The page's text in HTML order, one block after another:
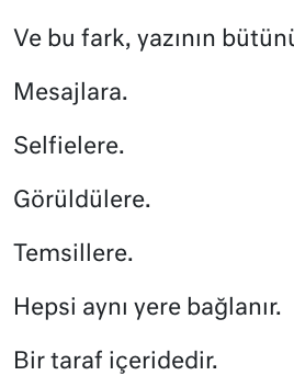
Ve bu fark, yazının
Mesajlara.
Selfielere.
Görüldülere.
Temsillere.
Hepsi aynı yere bağlanır.
Bir taraf içeridedir.